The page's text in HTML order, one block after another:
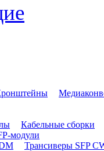
Кабельные сборки
модули
Трансиверы SFP